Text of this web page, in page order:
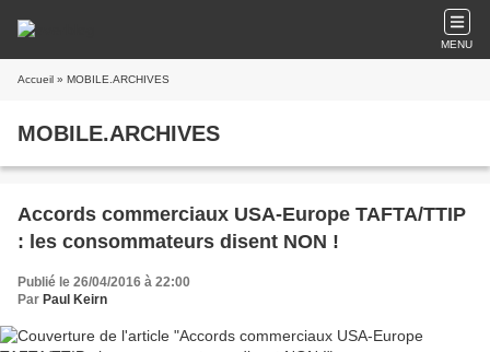
MENU
Accueil » MOBILE.ARCHIVES
MOBILE.ARCHIVES
Accords commerciaux USA-Europe TAFTA/TTIP
: les consommateurs disent NON !
Publié le 26/04/2016 à 22:00
Par Paul Keirn